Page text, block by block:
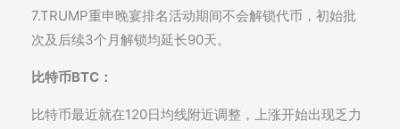
7.TRUMP重申晚宴排名活动期间不会解锁代币，初始批
次及后续3个月解锁均延长90天。
比特币BTC：
比特币最近就在120日均线附近调整，上涨开始出现乏力